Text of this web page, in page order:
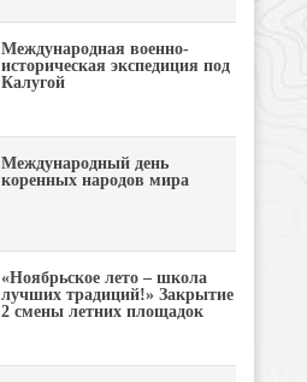
Международная военно-
историческая экспедиция под
Калугой
Международный день
коренных народов мира
«Ноябрьское лето – школа
лучших традиций!» Закрытие
2 смены летних площадок